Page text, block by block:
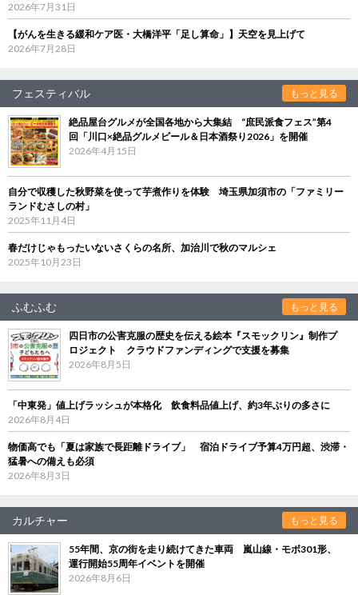
2026年7月31日
【がんを生きる緩和ケア医・大橋洋平「足し算命」】天空を見上げて
2026年7月28日
フェスティバル もっと見る
絶品屋台グルメが全国各地から大集結 “庶民派食フェス”第4
回「川口×絶品グルメビール＆日本酒祭り2026」を開催
2026年4月15日
自分で収穫した秋野菜を使って芋煮作りを体験 埼玉県加須市の「ファミリー
ランドむさしの村」
2025年11月4日
春だけじゃもったいないさくらの名所、加治川で秋のマルシェ
2025年10月23日
ふむふむ もっと見る
四日市の公害克服の歴史を伝える絵本『スモックリン』制作プ
ロジェクト クラウドファンディングで支援を募集
2026年8月5日
「中東発」値上げラッシュが本格化 飲食料品値上げ、約3年ぶりの多さに
2026年8月4日
物価高でも「夏は家族で長距離ドライブ」 宿泊ドライブ予算4万円超、渋滞・
猛暑への備えも必須
2026年8月3日
カルチャー もっと見る
55年間、京の街を走り続けてきた車両 嵐山線・モボ301形、
運行開始55周年イベントを開催
2026年8月6日